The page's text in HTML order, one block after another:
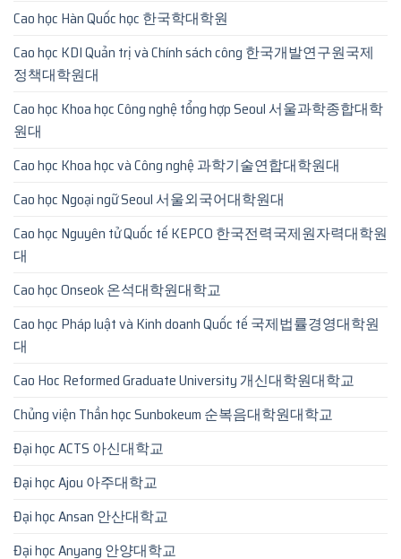
Cao học Hàn Quốc học 한국학대학원
Cao học KDI Quản trị và Chính sách công 한국개발연구원국제
정책대학원대
Cao học Khoa học Công nghệ tổng hợp Seoul 서울과학종합대학
원대
Cao học Khoa học và Công nghệ 과학기술연합대학원대
Cao học Ngoại ngữ Seoul 서울외국어대학원대
Cao học Nguyên tử Quốc tế KEPCO 한국전력국제원자력대학원
대
Cao học Onseok 온석대학원대학교
Cao học Pháp luật và Kinh doanh Quốc tế 국제법률경영대학원
대
Cao Hoc Reformed Graduate University 개신대학원대학교
Chủng viện Thần học Sunbokeum 순복음대학원대학교
Đại học ACTS 아신대학교
Đại học Ajou 아주대학교
Đại học Ansan 안산대학교
Đại học Anyang 안양대학교